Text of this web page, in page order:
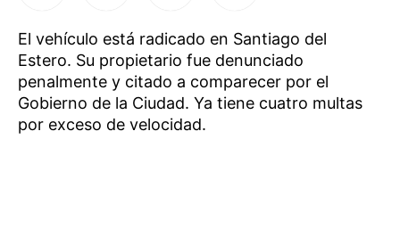
El vehículo está radicado en Santiago del
Estero. Su propietario fue denunciado
penalmente y citado a comparecer por el
Gobierno de la Ciudad. Ya tiene cuatro multas
por exceso de velocidad.